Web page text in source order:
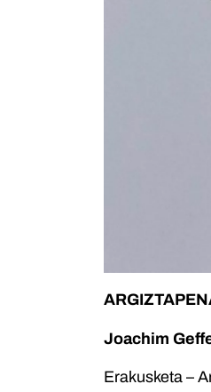
Joachim
Erakusketa –